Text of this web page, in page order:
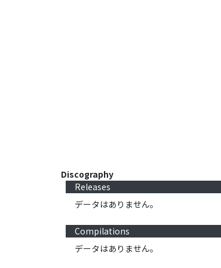
Discography
Releases
データはありません。
Compilations
データはありません。